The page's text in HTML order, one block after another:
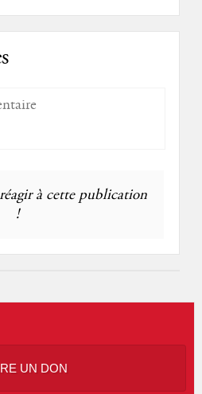
à cette publication
!
UN DON